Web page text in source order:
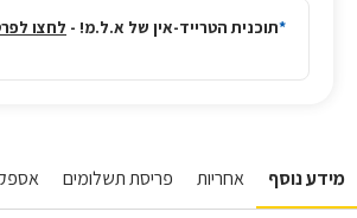
תוכנית הטרייד-אין של א.ל.מ! - לחצו
מידע נוסף אחריות פריסת תשלומים